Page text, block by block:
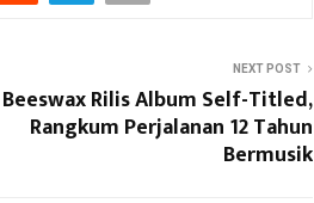
NEXT POST
Beeswax Rilis Album Self-Titled,
Rangkum Perjalanan 12 Tahun
Bermusik